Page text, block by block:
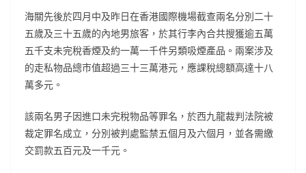
海關先後於四月中及昨日在香港國際機場截查兩名分別二十
五歲及三十五歲的內地男旅客，於其行李內合共搜獲逾五萬
五千支未完稅香煙及約一萬一千件另類吸煙產品。兩案涉及
的走私物品總市值超過三十三萬港元，應課稅總額高達十八
萬多元。
該兩名男子因進口未完稅物品等罪名，於西九龍裁判法院被
裁定罪名成立，分別被判處監禁五個月及六個月，並各需繳
交罰款五百元及一千元。